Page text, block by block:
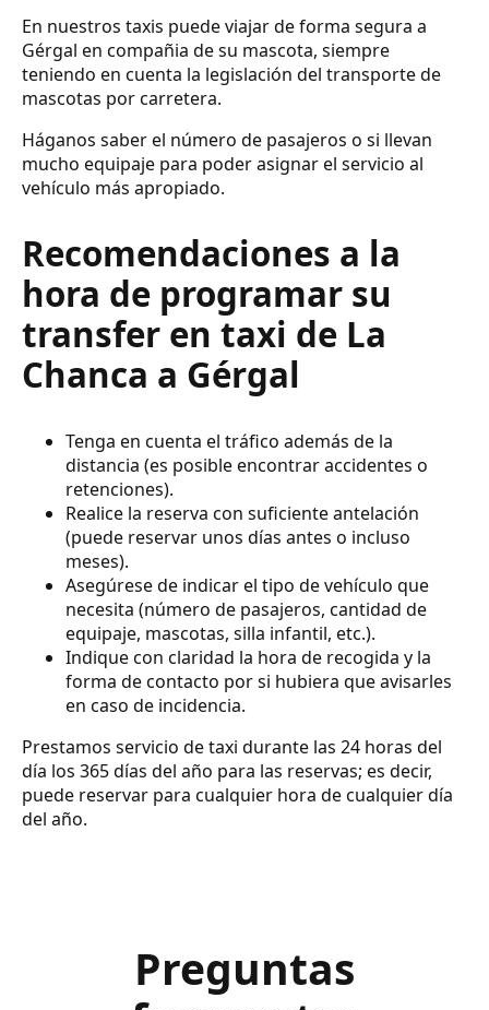
En nuestros taxis puede viajar de forma segura a
Gérgal en compañia de su mascota, siempre
teniendo en cuenta la legislación del transporte de
mascotas por carretera.
Háganos saber el número de pasajeros o si llevan
mucho equipaje para poder asignar el servicio al
vehículo más apropiado.
Recomendaciones a la
hora de programar su
transfer en taxi de La
Chanca a Gérgal
Tenga en cuenta el tráfico además de la
distancia (es posible encontrar accidentes o
retenciones).
Realice la reserva con suficiente antelación
(puede reservar unos días antes o incluso
meses).
Asegúrese de indicar el tipo de vehículo que
necesita (número de pasajeros, cantidad de
equipaje, mascotas, silla infantil, etc.).
Indique con claridad la hora de recogida y la
forma de contacto por si hubiera que avisarles
en caso de incidencia.
Prestamos servicio de taxi durante las 24 horas del
día los 365 días del año para las reservas; es decir,
puede reservar para cualquier hora de cualquier día
del año.
Preguntas